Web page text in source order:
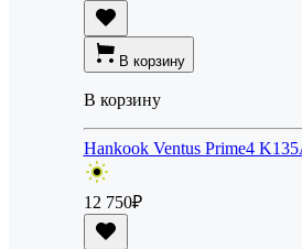
В корзину
В корзину
Hankook Ventus Prime4
12 750₽